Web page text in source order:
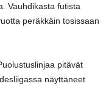
Vauhdikasta futista
peräkkäin tosissaan
Puolustuslinjaa pitävät
näyttäneet